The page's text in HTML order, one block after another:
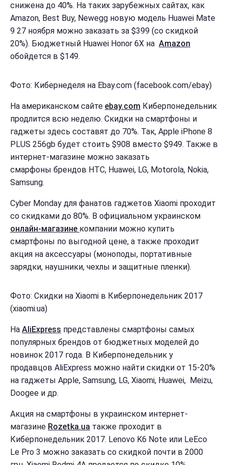
снижена до 40%. На таких зарубежных сайтах, как
Amazon, Best Buy, Newegg новую модель Huawei Mate
9 27 ноября можно заказать за $399 (со скидкой
20%). Бюджетный Huawei Honor 6X на Amazon
обойдется в $149.
Фото: Кибернеделя на Ebay.com (facebook.com/ebay)
На американском сайте ebay.com Киберпонедельник
продлится всю неделю. Скидки на смартфоны и
гаджеты здесь составят до 70%. Так, Apple iPhone 8
PLUS 256gb будет стоить $908 вместо $949. Также в
интернет-магазине можно заказать
смарфоны брендов HTC, Huawei, LG, Motorola, Nokia,
Samsung.
Cyber Monday для фанатов гаджетов Xiaomi проходит
со скидками до 80%. В официальном украинском
онлайн-магазине компании можно купить
смартфоны по выгодной цене, а также проходит
акция на аксессуары (моноподы, портативные
зарядки, наушники, чехлы и защитные пленки).
Фото: Скидки на Xiaomi в Киберпонедельник 2017
(xiaomi.ua)
На AliExpress представлены смартфоны самых
популярных брендов от бюджетных моделей до
новинок 2017 года. В Киберпонедельник у
продавцов AliExpress можно найти скидки от 15-20%
на гаджеты Apple, Samsung, LG, Xiaomi, Huawei, Meizu,
Doogee и др.
Акция на смартфоны в украинском интернет-
магазине Rozetka.ua также проходит в
Киберпонедельник 2017. Lenovo K6 Note или LeEco
Le Pro 3 можно заказать со скидкой почти в 2000